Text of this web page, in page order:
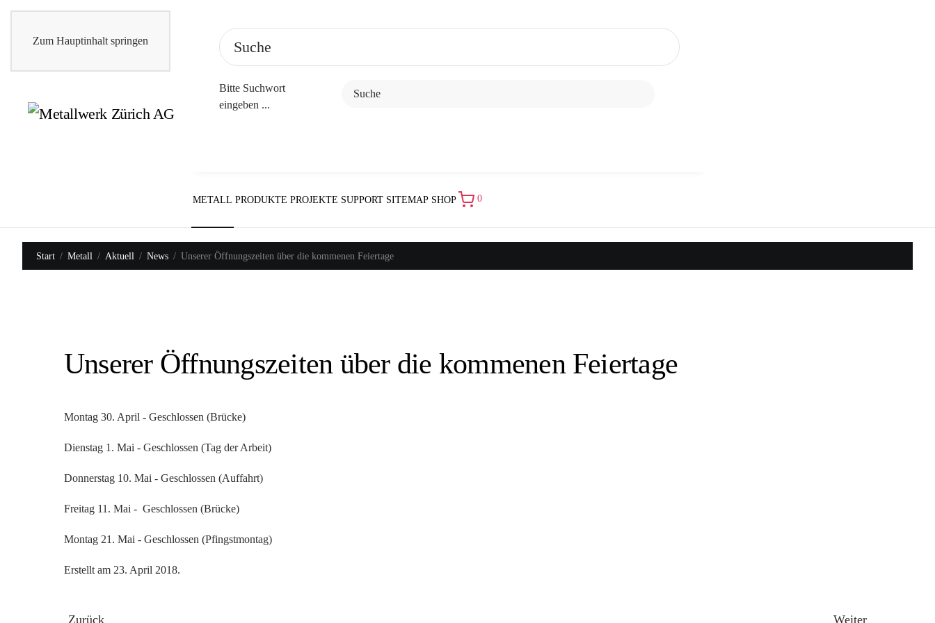
Zum Hauptinhalt springen
Bitte Suchwort
eingeben ...
METALL PRODUKTE PROJEKTE SUPPORT SITEMAP SHOP 0
Start Metall Aktuell News Unserer Öffnungszeiten über die kommenen Feiertage
Unserer Öffnungszeiten über die kommenen Feiertage
Montag 30. April - Geschlossen (Brücke)
Dienstag 1. Mai - Geschlossen (Tag der Arbeit)
Donnerstag 10. Mai - Geschlossen (Auffahrt)
Freitag 11. Mai - Geschlossen (Brücke)
Montag 21. Mai - Geschlossen (Pfingstmontag)
Erstellt am 23. April 2018.
Zurück Weiter